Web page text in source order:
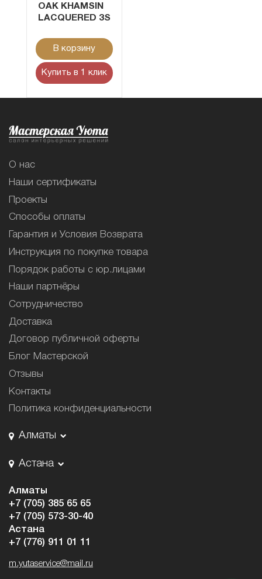
OAK KHAMSIN
LACQUERED 3S
В корзину
Купить в 1 клик
О нас
Наши сертификаты
Проекты
Способы оплаты
Гарантия и Условия Возврата
Инструкция по покупке товара
Порядок работы с юр.лицами
Наши партнёры
Сотрудничество
Доставка
Договор публичной оферты
Блог Мастерской
Отзывы
Контакты
Политика конфиденциальности
Алматы
Астана
Алматы
+7 (705) 385 65 65
+7 (705) 573-30-40
Астана
+7 (776) 911 01 11
m.yutaservice@mail.ru